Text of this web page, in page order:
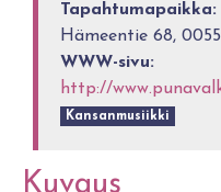
Tapahtumapaikka:
Hämeentie 68,
WWW-sivu:
http://
Kansanmusiikki
Kuvaus